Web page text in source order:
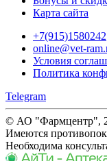
Карта сайта
+7(915)1580242
online@vet-
Условия
Политика
Telegram
© АО "Фармцентр",
Имеются
Необходима